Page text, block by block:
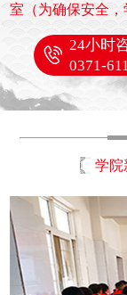
室（为确保安全，
24小时
0371-
学院